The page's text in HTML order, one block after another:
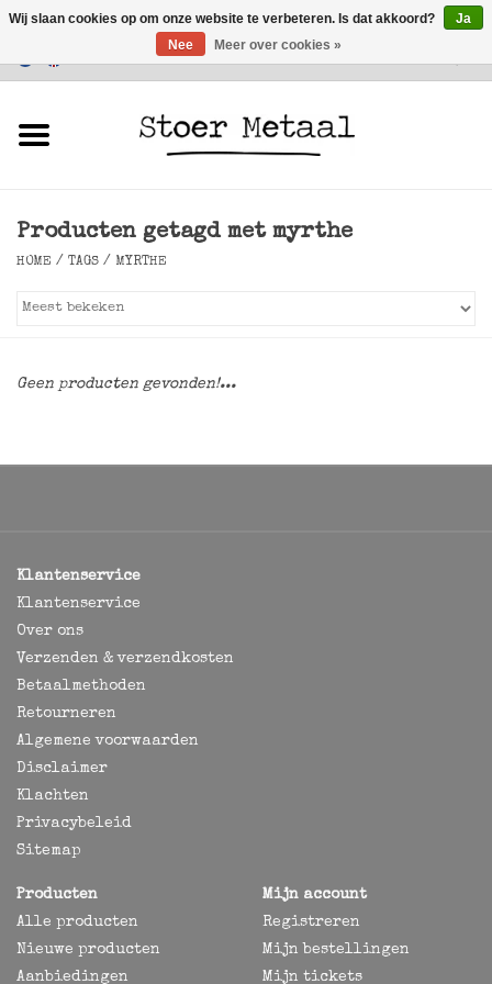
Klantenservice
Verlichting
Producten getagd met myrthe
HOME / TAGS / MYRTHE
Geen producten gevonden!...
Klantenservice
Klantenservice
Over ons
Verzenden & verzendkosten
Betaalmethoden
Retourneren
Algemene voorwaarden
Disclaimer
Klachten
Privacybeleid
Sitemap
Producten
Alle producten
Nieuwe producten
Aanbiedingen
Mijn account
Registreren
Mijn bestellingen
Mijn tickets
Wij slaan cookies op om onze website te verbeteren. Is dat akkoord?
Ja
Nee
Meer over cookies »